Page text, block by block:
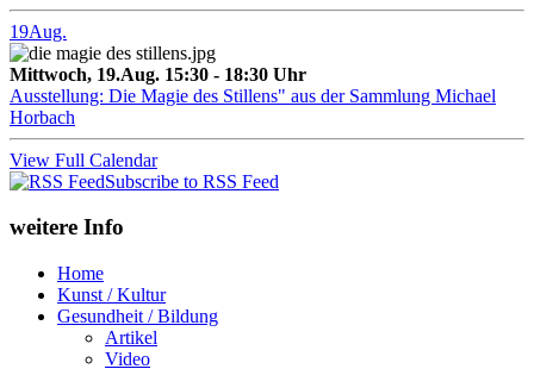
19Aug.
Mittwoch, 19.Aug. 15:30 - 18:30 Uhr
Ausstellung: Die Magie des Stillens" aus der Sammlung Michael
Horbach
View Full Calendar
Subscribe to RSS Feed
weitere Info
Home
Kunst / Kultur
Gesundheit / Bildung
Artikel
Video